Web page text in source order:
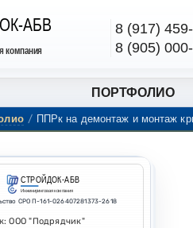
АБВ
компания
8 (917)
8 (905)
ПОРТФОЛИО
/ ППРк на демонтаж и монтаж
СТРОЙДОК-АБВ
Инжиниринговая компания
СРО П-161-026407281373-2618
ООО "Подрядчик"